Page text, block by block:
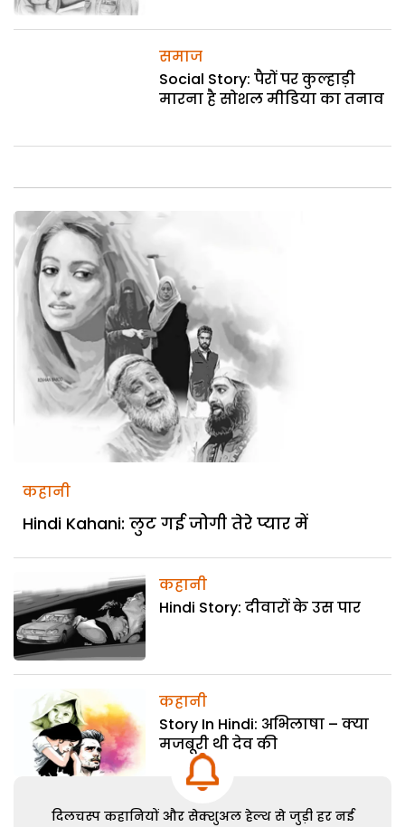
समाज
Social Story: पैरों पर कुल्हाड़ी
मारना है सोशल मीडिया का तनाव
कहानी
Hindi Kahani: लुट गई जोगी तेरे प्यार में
कहानी
Hindi Story: दीवारों के उस पार
कहानी
Story In Hindi: अभिलाषा – क्या
मजबूरी थी देव की
दिलचस्प कहानियों और सेक्शुअल हेल्थ से जुड़ी हर नई